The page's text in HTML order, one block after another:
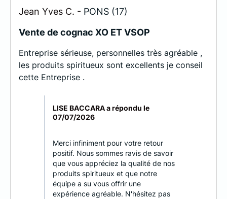
Jean Yves C. - PONS (17)
Vente de cognac XO ET VSOP
Entreprise sérieuse, personnelles très agréable ,
les produits spiritueux sont excellents je conseil
cette Entreprise .
LISE BACCARA a répondu le
07/07/2026
Merci infiniment pour votre retour
positif. Nous sommes ravis de savoir
que vous appréciez la qualité de nos
produits spiritueux et que notre
équipe a su vous offrir une
expérience agréable. N'hésitez pas